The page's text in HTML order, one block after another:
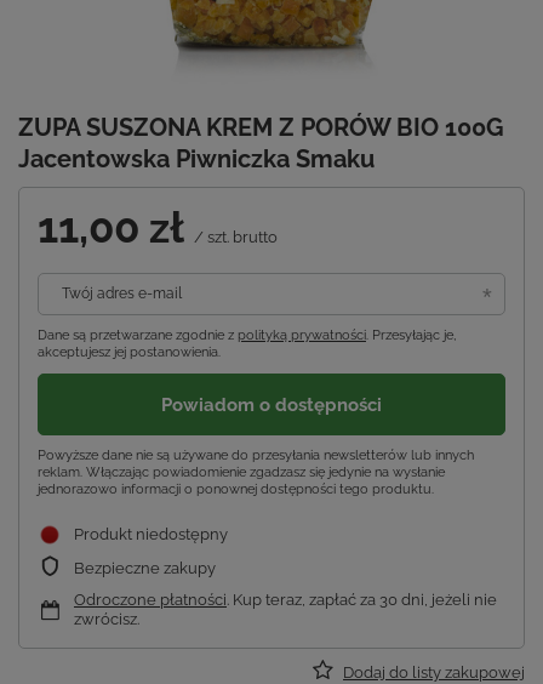
ZUPA SUSZONA KREM Z PORÓW BIO 100G
Jacentowska Piwniczka Smaku
11,00 zł / szt. brutto
Twój adres e-mail
Dane są przetwarzane zgodnie z polityką prywatności. Przesyłając je,
akceptujesz jej postanowienia.
Powiadom o dostępności
Powyższe dane nie są używane do przesyłania newsletterów lub innych
reklam. Włączając powiadomienie zgadzasz się jedynie na wysłanie
jednorazowo informacji o ponownej dostępności tego produktu.
Produkt niedostępny
Bezpieczne zakupy
Odroczone płatności. Kup teraz, zapłać za 30 dni, jeżeli nie
zwrócisz.
Dodaj do listy zakupowej